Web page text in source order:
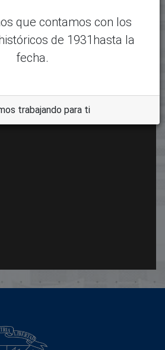
que contamos con los
de 1931hasta la
fecha.
trabajando para ti